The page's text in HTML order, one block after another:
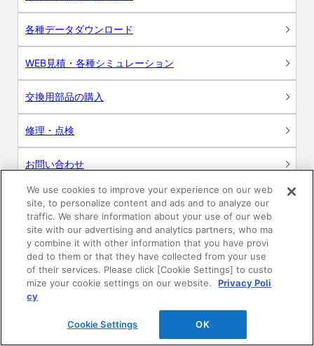
各種データダウンロード
WEB見積・各種シミュレーション
交換用部品の購入
修理・点検
お問い合わせ
ログイン
建築・設計関係者様向けサイト
ユーザー登録サービス
WEB見積システム
収納プランニングソフト
We use cookies to improve your experience on our web
site, to personalize content and ads and to analyze our
traffic. We share information about your use of our web
site with our advertising and analytics partners, who ma
y combine it with other information that you have provi
ded to them or that they have collected from your use
of their services. Please click [Cookie Settings] to custo
mize your cookie settings on our website.
Privacy Poli
cy
Cookie Settings OK